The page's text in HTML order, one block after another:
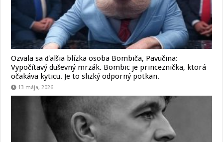
Ozvala sa ďalšia blízka osoba Bombiča, Pavučina:
Vypočítavý duševný mrzák. Bombic je princeznička, ktorá
očakáva kyticu. Je to slizký odporný potkan.
13 mája, 2026